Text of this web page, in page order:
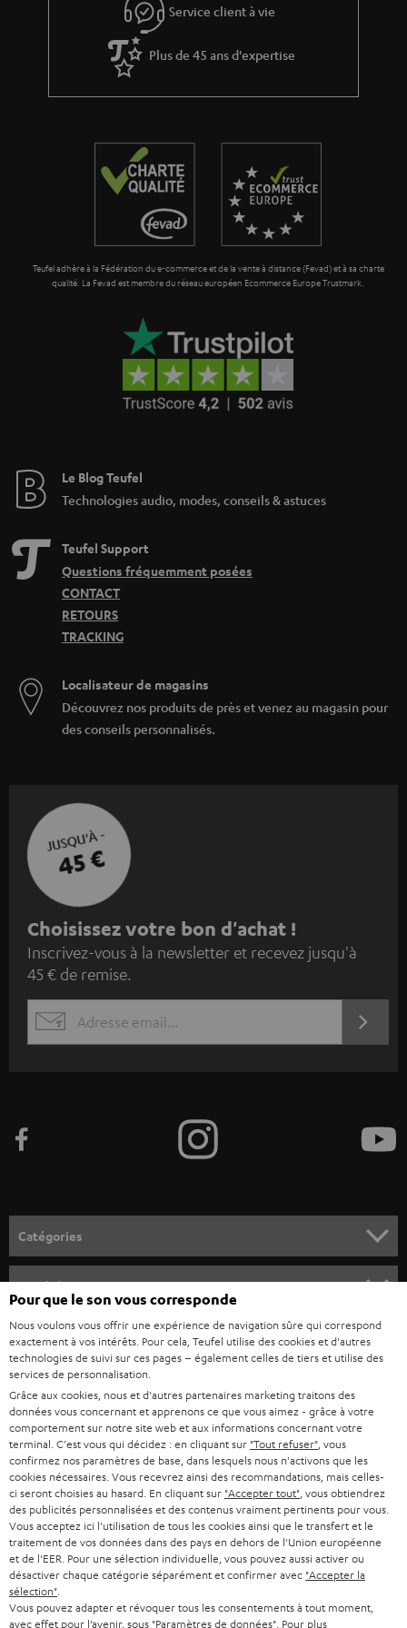
e
Service client à vie
Plus de 45 ans d'expertise
Teufel adhère à la Fédération du e-commerce et de la vente à distance (Fevad) et à sa charte
qualité. La Fevad est membre du réseau européen Ecommerce Europe Trustmark.
Le Blog Teufel
Technologies audio, modes, conseils & astuces
Teufel Support
Questions fréquemment posées
CONTACT
RETOURS
TRACKING
Localisateur de magasins
Découvrez nos produits de près et venez au magasin pour
des conseils personnalisés.
JUSQU'À -
45 €
I
n
s
c
r
z
o
u
s
à
l
a
n
e
w
s
l
e
t
t
e
Choisissez votre bon d'achat !
Inscrivez-vous à la newsletter et recevez jusqu'à
45 € de remise.
EMAIL
Catégories
BARRES DE SON
STEREO
SMART HOME
BLUETOOTH
CASQUES AUDIO
CASQUES BLUETOOTH AUDIO
SYSTEMES COMPLETS
Société
SUPPORT
CARRIÈRE
PRESSE
B2B
NEWSLETTER
MAGASINS
AVANTAGES D’ACHAT
Boutiques en ligne Teufel
ALLEMAGNE
AUTRICHE
SUISSE
PAYS-BAS
BELGIQUE
Pour que le son vous corresponde
Nous voulons vous offrir une expérience de navigation sûre qui correspond
exactement à vos intérêts. Pour cela, Teufel utilise des cookies et d'autres
technologies de suivi sur ces pages – également celles de tiers et utilise des
services de personnalisation.
Grâce aux cookies, nous et d'autres partenaires marketing traitons des
données vous concernant et apprenons ce que vous aimez - grâce à votre
comportement sur notre site web et aux informations concernant votre
terminal. C'est vous qui décidez : en cliquant sur "Tout refuser" , vous
confirmez nos paramètres de base, dans lesquels nous n'activons que les
cookies nécessaires. Vous recevrez ainsi des recommandations, mais celles-
ci seront choisies au hasard. En cliquant sur "Accepter tout" , vous obtiendrez
des publicités personnalisées et des contenus vraiment pertinents pour vous.
Vous acceptez ici l'utilisation de tous les cookies ainsi que le transfert et le
traitement de vos données dans des pays en dehors de l'Union européenne
et de l'EER. Pour une sélection individuelle, vous pouvez aussi activer ou
désactiver chaque catégorie séparément et confirmer avec "Accepter la
sélection"
Vous pouvez adapter et révoquer tous les consentements à tout moment,
avec effet pour l’avenir, sous "Paramètres de données". Pour plus